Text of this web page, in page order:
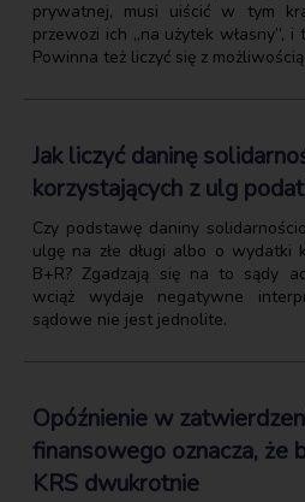
prywatnej, musi uiścić w tym
przewozi ich „na użytek własny”,
Powinna też liczyć się z
Jak liczyć daninę
korzystających z ulg
Czy podstawę daniny
ulgę na złe długi albo o wydatki
B+R? Zgadzają się na to sądy
wciąż wydaje negatywne
sądowe nie jest jednolite.
Opóźnienie w
finansowego oznacza, że
KRS dwukrotnie